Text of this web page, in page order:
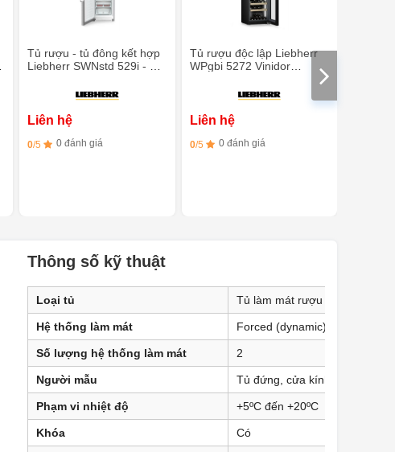
Tủ rượu - tủ đông kết hợp
Liebherr SWNstd 529i - 44
Liên hệ
0/5 0 đánh giá
Tủ rượu độc lập Liebherr
WPgbi 5272 Vinidor
vùng nhiệt độ
Liên hệ
0/5 0 đánh giá
Thông số kỹ thuật
Loại tủ Tủ làm mát rượu
Hệ thống làm mát Forced (dynamic)
Số lượng hệ thống làm mát 2
Người mẫu Tủ đứng, cửa kính
Phạm vi nhiệt độ +5ºC đến +20ºC
Khóa Có